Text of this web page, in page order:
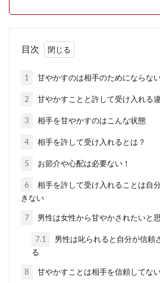
目次
1 甘やかすのは相手のためにならな
2 甘やかすことと許して受け入れる
3 相手を甘やかすのはこんな状態
4 相手を許して受け入れるとは？
5 お節介や心配は必要ない！
6
相手を許して受け入れることは自
きない
7 男性は女性から甘やかされたいと
7.1
男性は叱られると自分が信頼
る
8 甘やかすことは相手を信頼してな